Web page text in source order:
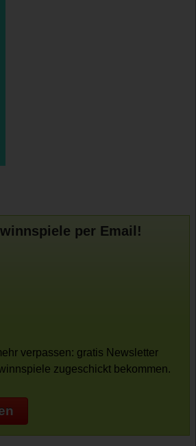
per Email!
verpassen: gratis Newsletter
zugeschickt bekommen.